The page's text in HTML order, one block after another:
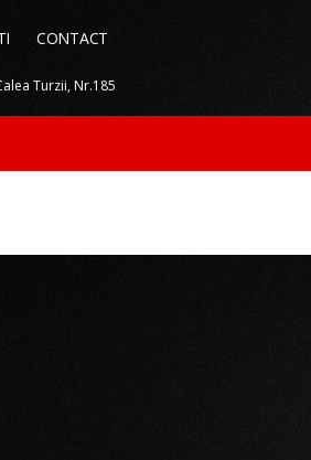
CONTACT
Turzii, Nr.185